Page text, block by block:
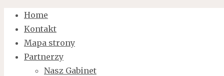
Home
Kontakt
Mapa strony
Partnerzy
Nasz Gabinet